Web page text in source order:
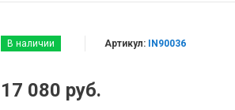
В наличии Артикул: IN90036
17 080 руб.